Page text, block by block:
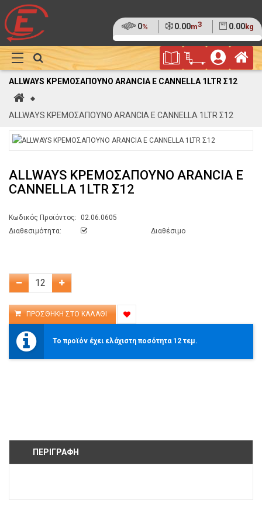
Ποσοστό
της
παλέτας
0% Όγκος
0.00m3 Βάρος
0.00kg
(0%)
Φυλλάδιο
Προσφορών
Καλάθι
Αγορών
Show
Megamenu
ALLWAYS ΚΡΕΜΟΣΑΠΟΥΝΟ ARANCIA E CANNELLA 1LTR Σ12
Αρχική
ALLWAYS ΚΡΕΜΟΣΑΠΟΥΝΟ ARANCIA E CANNELLA 1LTR Σ12
ALLWAYS ΚΡΕΜΟΣΑΠΟΥΝΟ ARANCIA E
CANNELLA 1LTR Σ12
Κωδικός Προϊόντος:
02.06.0605
Διαθεσιμότητα:
Διαθέσιμο
Το προϊόν έχει ελάχιστη ποσότητα 12 τεμ.
ΠΕΡΙΓΡΑΦΉ